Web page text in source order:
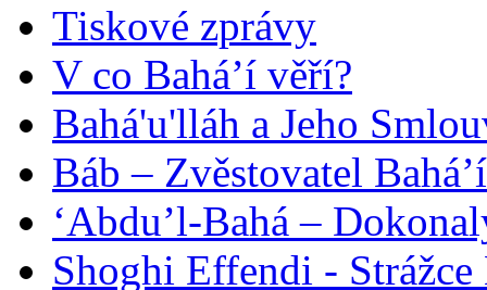
Tiskové zprávy
V co Bahá’í věří?
Bahá'u'lláh a Jeho
Báb – Zvěstovatel
‘Abdu’l-Bahá –
Shoghi Effendi -